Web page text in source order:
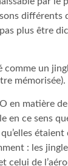
différents
plus être
comme un
mémorisée).
en matière
en ce sens
étaient
: les
celui de